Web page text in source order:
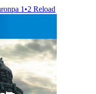
1•2 Reload